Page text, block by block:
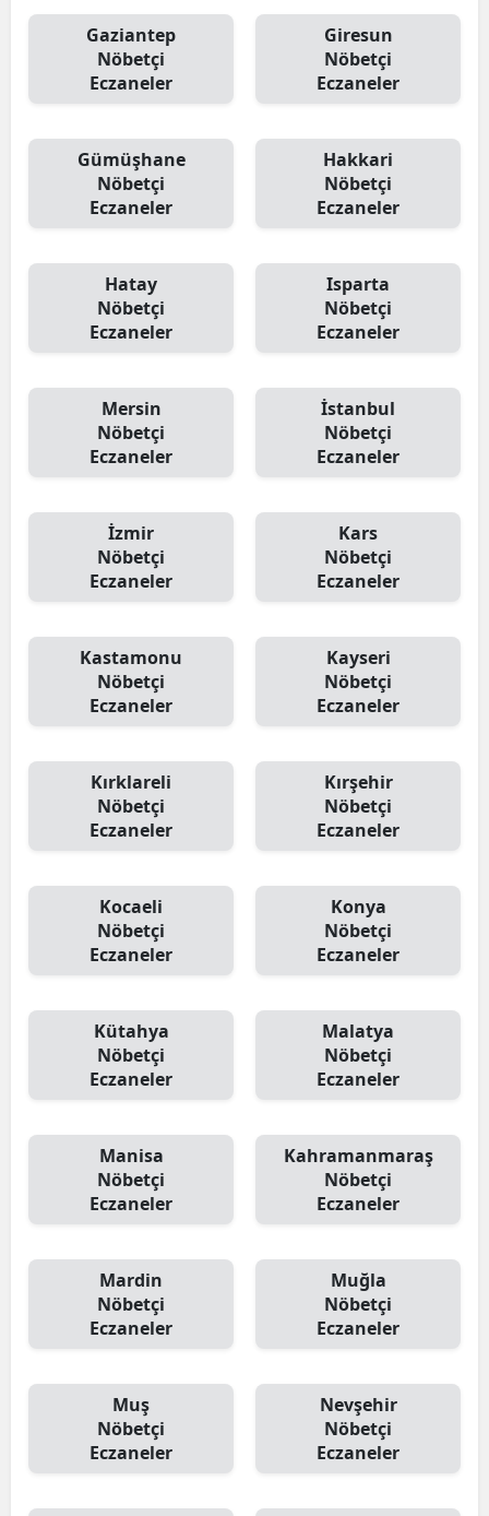
Gaziantep
Nöbetçi
Eczaneler
Giresun
Nöbetçi
Eczaneler
Gümüşhane
Nöbetçi
Eczaneler
Hakkari
Nöbetçi
Eczaneler
Hatay
Nöbetçi
Eczaneler
Isparta
Nöbetçi
Eczaneler
Mersin
Nöbetçi
Eczaneler
İstanbul
Nöbetçi
Eczaneler
İzmir
Nöbetçi
Eczaneler
Kars
Nöbetçi
Eczaneler
Kastamonu
Nöbetçi
Eczaneler
Kayseri
Nöbetçi
Eczaneler
Kırklareli
Nöbetçi
Eczaneler
Kırşehir
Nöbetçi
Eczaneler
Kocaeli
Nöbetçi
Eczaneler
Konya
Nöbetçi
Eczaneler
Kütahya
Nöbetçi
Eczaneler
Malatya
Nöbetçi
Eczaneler
Manisa
Nöbetçi
Eczaneler
Kahramanmaraş
Nöbetçi
Eczaneler
Mardin
Nöbetçi
Eczaneler
Muğla
Nöbetçi
Eczaneler
Muş
Nöbetçi
Eczaneler
Nevşehir
Nöbetçi
Eczaneler